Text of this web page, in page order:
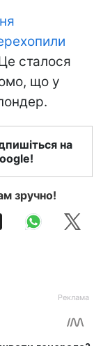
сталося
що у
на
зручно!